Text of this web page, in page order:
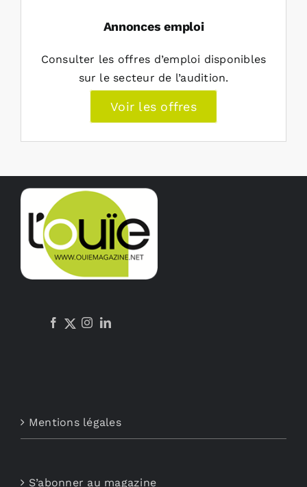
Annonces emploi
Consulter les offres d’emploi disponibles
sur le secteur de l’audition.
Voir les offres
Mentions légales
S’abonner au magazine